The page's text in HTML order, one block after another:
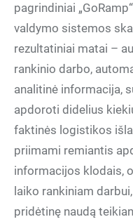
pagrindiniai
valdymo sistemos
rezultatiniai matai –
rankinio darbo,
analitinė informacija,
apdoroti didelius
faktinės logistikos
priimami remiantis
informacijos klodais,
laiko rankiniam
pridėtinę naudą